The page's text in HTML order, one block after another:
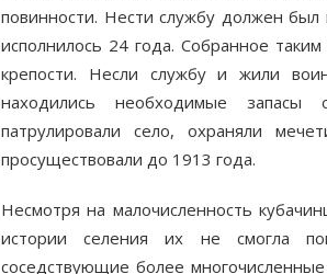
повинности. Нести службу должен
исполнилось 24 года. Собранное
крепости. Несли службу и жили
находились необходимые
патрулировали село, охраняли
просуществовали до 1913 года.
Несмотря на малочисленность
истории селения их не смогла
соседствующие более